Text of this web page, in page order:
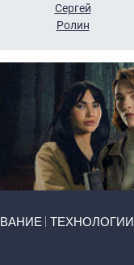
Сергей
Ролин
ТЕХНОЛОГИИ